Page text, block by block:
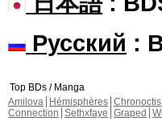
Русский :
Top BDs / Manga
Amilova
Hémisphères
Connection Sethxfaye Graped